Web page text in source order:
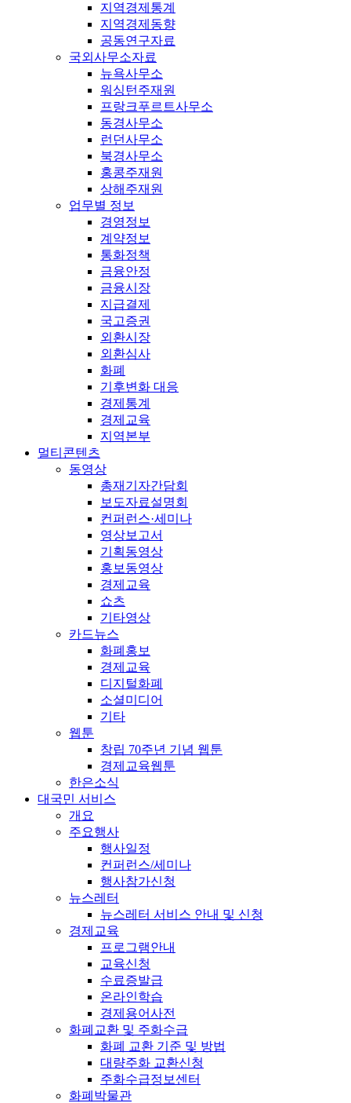
지역경제통계
지역경제동향
공동연구자료
국외사무소자료
뉴욕사무소
워싱턴주재원
프랑크푸르트사무소
동경사무소
런던사무소
북경사무소
홍콩주재원
상해주재원
업무별 정보
경영정보
계약정보
통화정책
금융안정
금융시장
지급결제
국고증권
외환시장
외환심사
화폐
기후변화 대응
경제통계
경제교육
지역본부
멀티콘텐츠
동영상
총재기자간담회
보도자료설명회
컨퍼런스·세미나
영상보고서
기획동영상
홍보동영상
경제교육
쇼츠
기타영상
카드뉴스
화폐홍보
경제교육
디지털화폐
소셜미디어
기타
웹툰
창립 70주년 기념 웹툰
경제교육웹툰
한은소식
대국민 서비스
개요
주요행사
행사일정
컨퍼런스/세미나
행사참가신청
뉴스레터
뉴스레터 서비스 안내 및 신청
경제교육
프로그램안내
교육신청
수료증발급
온라인학습
경제용어사전
화폐교환 및 주화수급
화폐 교환 기준 및 방법
대량주화 교환신청
주화수급정보센터
화폐박물관